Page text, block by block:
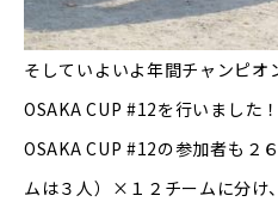
そしていよいよ年間チャンピオ
OSAKA CUP #12を行いました！
OSAKA CUP #12の参加者も２
ムは３人）×１２チームに分け